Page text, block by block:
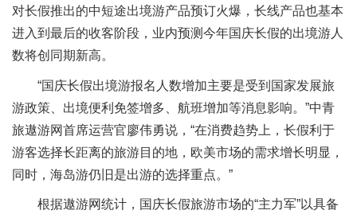
对长假推出的中短途出境游产品预订火爆，长线产品也基本
进入到最后的收客阶段，业内预测今年国庆长假的出境游人
数将创同期新高。
“国庆长假出境游报名人数增加主要是受到国家发展旅
游政策、出境便利免签增多、航班增加等消息影响。”中青
旅遨游网首席运营官廖伟勇说，“在消费趋势上，长假利于
游客选择长距离的旅游目的地，欧美市场的需求增长明显，
同时，海岛游仍旧是出游的选择重点。”
根据遨游网统计，国庆长假旅游市场的“主力军”以具备